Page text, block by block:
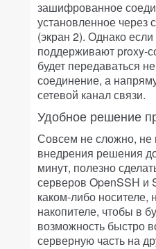
зашифрованное
установленное через
(экран 2). Однако
поддерживают proxy-
будет передаваться
соединение, а
сетевой канал связи.
Удобное решение
Совсем не сложно, не
внедрения решения
минут, полезно
серверов OpenSSH и
каком-либо
накопителе, чтобы в
возможность быстро
серверную часть на